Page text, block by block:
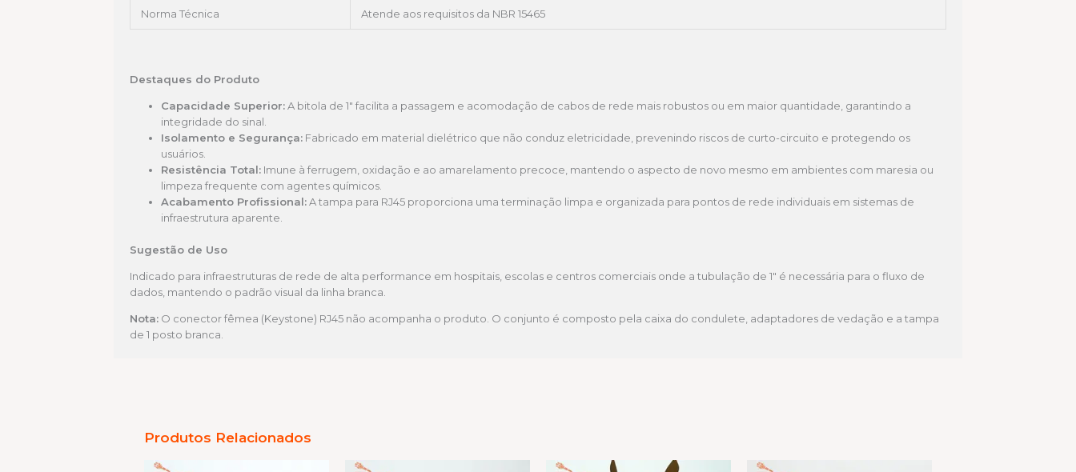
Norma Técnica Atende aos requisitos da NBR 15465
Destaques do Produto
Capacidade Superior:A bitola de 1″ facilita a passagem e acomodação de cabos de rede mais robustos ou em maior quantidade, garantindo a
integridade do sinal.
Isolamento e Segurança: Fabricado em material dielétrico que não conduz eletricidade, prevenindo riscos de curto-circuito e protegendo os
usuários.
Resistência Total: Imune à ferrugem, oxidação e ao amarelamento precoce, mantendo o aspecto de novo mesmo em ambientes com maresia ou
limpeza frequente com agentes químicos.
Acabamento Profissional:A tampa para RJ45 proporciona uma terminação limpa e organizada para pontos de rede individuais em sistemas de
infraestrutura aparente.
Sugestão de Uso
Indicado para infraestruturas de rede de alta performance em hospitais, escolas e centros comerciais onde a tubulação de 1″ é necessária para o fluxo de
dados, mantendo o padrão visual da linha branca.
Nota: O conector fêmea (Keystone) RJ45 não acompanha o produto. O conjunto é composto pela caixa do condulete, adaptadores de vedação e a tampa
de 1 posto branca.
Produtos Relacionados